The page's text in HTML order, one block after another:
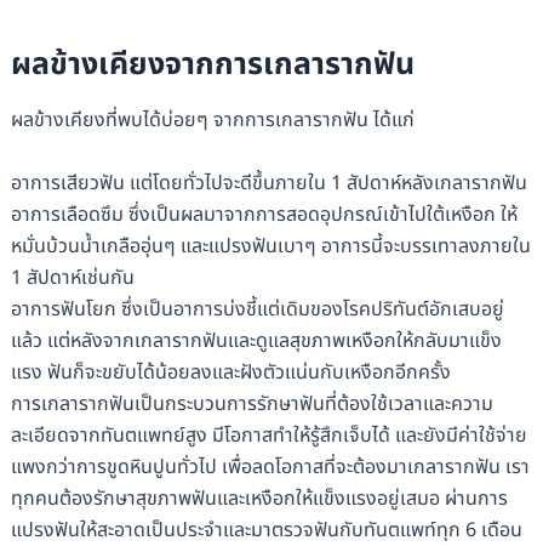
ผลข้างเคียงจากการเกลารากฟัน
ผลข้างเคียงที่พบได้บ่อยๆ จากการเกลารากฟัน ได้แก่
อาการเสียวฟัน แต่โดยทั่วไปจะดีขึ้นภายใน 1 สัปดาห์หลังเกลารากฟัน
อาการเลือดซึม ซึ่งเป็นผลมาจากการสอดอุปกรณ์เข้าไปใต้เหงือก ให้
หมั่นบ้วนน้ำเกลืออุ่นๆ และแปรงฟันเบาๆ อาการนี้จะบรรเทาลงภายใน
1 สัปดาห์เช่นกัน
อาการฟันโยก ซึ่งเป็นอาการบ่งชี้แต่เดิมของโรคปริทันต์อักเสบอยู่
แล้ว แต่หลังจากเกลารากฟันและดูแลสุขภาพเหงือกให้กลับมาแข็ง
แรง ฟันก็จะขยับได้น้อยลงและฝังตัวแน่นกับเหงือกอีกครั้ง
การเกลารากฟันเป็นกระบวนการรักษาฟันที่ต้องใช้เวลาและความ
ละเอียดจากทันตแพทย์สูง มีโอกาสทำให้รู้สึกเจ็บได้ และยังมีค่าใช้จ่าย
แพงกว่าการขูดหินปูนทั่วไป เพื่อลดโอกาสที่จะต้องมาเกลารากฟัน เรา
ทุกคนต้องรักษาสุขภาพฟันและเหงือกให้แข็งแรงอยู่เสมอ ผ่านการ
แปรงฟันให้สะอาดเป็นประจำและมาตรวจฟันกับทันตแพท์ทุก 6 เดือน